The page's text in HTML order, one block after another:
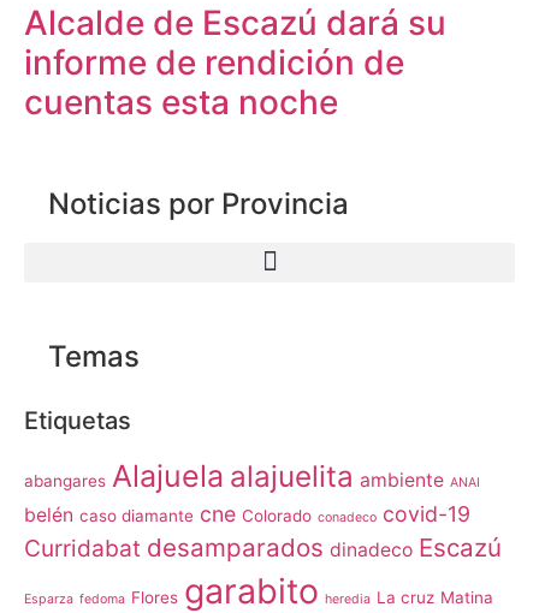
Alcalde de Escazú dará su
informe de rendición de
cuentas esta noche
Noticias por Provincia
Temas
Etiquetas
abangares Alajuela alajuelita ambiente ANAI
belén caso diamante cne Colorado conadeco covid-19
Curridabat desamparados dinadeco Escazú
Esparza fedoma Flores garabito heredia La cruz Matina